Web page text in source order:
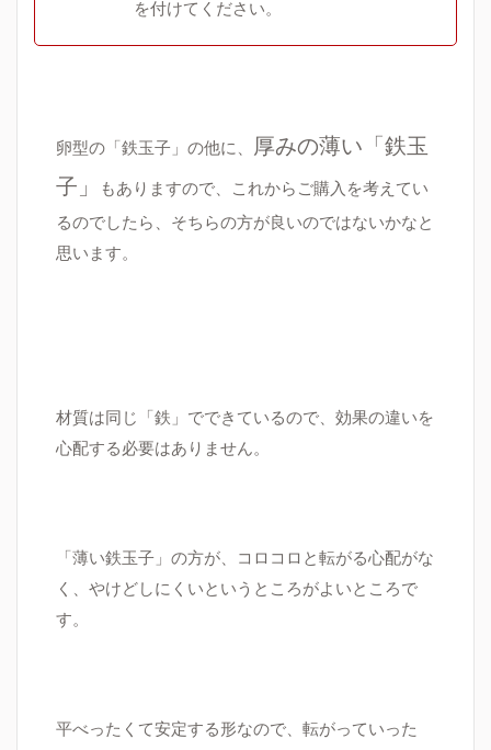
を付けてください。
卵型の「鉄玉子」の他に、
厚みの薄い「鉄玉
子」
もありますので、これからご購入を考えてい
るのでしたら、そちらの方が良いのではないかなと
思います。
材質は同じ「鉄」でできているので、効果の違いを
心配する必要はありません。
「薄い鉄玉子」の方が、コロコロと転がる心配がな
く、やけどしにくいというところがよいところで
す。
平べったくて安定する形なので、転がっていった